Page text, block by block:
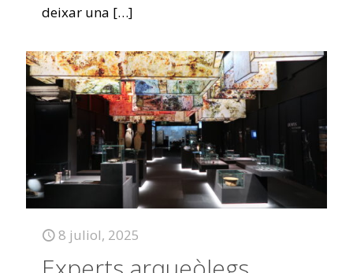
deixar una […]
8 juliol, 2025